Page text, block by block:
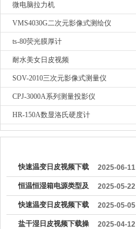
微电脑拉力机
VMS4030G二次元影像式测绘仪
ts-80荧光膜厚计
耐水美女日皮视频
SOV-2010三次元影像式测量仪
CPJ-3000A系列测量投影仪
HR-150A数显洛氏硬度计
快速温变日皮视频下载
的运行原理是什么
2025-06-11
恒温恒湿箱电源类型及
其对设备运行的影响分
析
2025-05-22
快速温变日皮视频下载
的正确操作流程
2025-05-05
盐干湿日皮视频下载操 2025-04-12